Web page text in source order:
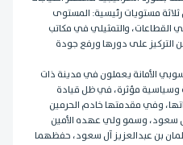
مستويات رئيسية: المستوى
القطاعات، والتمثيلي في مكاتب
التركيز على دورها ورفع جودة
الأمانة يعملون في مدينة ذات
وسياسية مؤثرة، في ظل قيادة
وفي مقدمتها خادم الحرمين
سعود، وسمو ولي عهده الأمين
بن عبدالعزيز آل سعود، حفظهما